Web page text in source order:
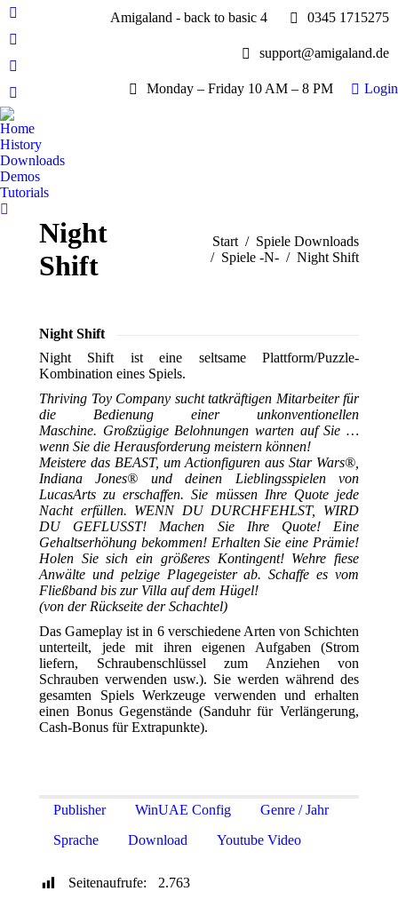
Facebook
page
opens
new
window
YouTube
page
opens
in
new
window
Whatsapp
page
opens
in
new
window
E-
Mail
page
opens
in
new
Amigaland - back to basic 4 0345 1715275
support@amigaland.de
Monday – Friday 10 AM – 8 PM Login
Home
History
Downloads
Demos
Tutorials
Search:
Night
Shift
Sie befinden sich hier:
Start
Spiele Downloads
Spiele -N-
Night Shift
Night Shift
Night Shift ist eine seltsame Plattform/Puzzle-
Kombination eines Spiels.
Thriving Toy Company sucht tatkräftigen Mitarbeiter für
die Bedienung einer unkonventionellen
Maschine. Großzügige Belohnungen warten auf Sie …
wenn Sie die Herausforderung meistern können!
Meistere das BEAST, um Actionfiguren aus Star Wars®,
Indiana Jones® und deinen Lieblingsspielen von
LucasArts zu erschaffen. Sie müssen Ihre Quote jede
Nacht erfüllen. WENN DU DURCHFEHLST, WIRD
DU GEFLUSST! Machen Sie Ihre Quote! Eine
Gehaltserhöhung bekommen! Erhalten Sie eine Prämie!
Holen Sie sich ein größeres Kontingent! Wehre fiese
Anwälte und pelzige Plagegeister ab. Schaffe es vom
Fließband bis zur Villa auf dem Hügel!
(von der Rückseite der Schachtel)
Das Gameplay ist in 6 verschiedene Arten von Schichten
unterteilt, jede mit ihren eigenen Aufgaben (Strom
liefern, Schraubenschlüssel zum Anziehen von
Schrauben verwenden usw.). Sie werden während des
gesamten Spiels Werkzeuge verwenden und erhalten
einen Bonus Gegenstände (Sanduhr für Verlängerung,
Cash-Bonus für Extrapunkte).
Publisher WinUAE Config
Genre / Jahr
Sprache
Download Youtube Video
Seitenaufrufe: 2.763